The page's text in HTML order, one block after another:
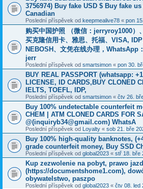
3756974) Buy fake USD $ Buy fake
Canadian
Poslední příspěvek od keepmealive78 « pon
购买中国护照 （微信：jerryroy1000）
买克隆信用卡、雅思、托福、VISA, IDP
NEBOSH、文凭在线办理，WhatsApp
jerr
Poslední příspěvek od smartsimon « pon 30.
BUY REAL PASSPORT (whatsapp:
LICENSE, ID CARDS,BUY CLONED
IELTS, TOEFL, IDP,
Poslední příspěvek od smartsimon « čtv 26.
Buy 100% undetectable counterfeit
CHEM | ATM CLONED CARDS FOR
@(inquiryb34@gmail.com) WhatsA
Poslední příspěvek od Loyalty « sob 21. bře
Buy 100% high-quality banknotes,
grade counterfeit money, Buy SSD
Poslední příspěvek od global2023 « stř 18. bře
Kup zezwolenie na pobyt, prawo
(https://documentshome1.com),
obywatelstwo, paszpo
Poslední příspěvek od global2023 « čtv 08. led